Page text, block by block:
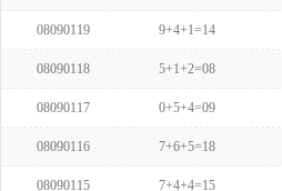
08090119 9+4+1=14
08090118 5+1+2=08
08090117 0+5+4=09
08090116 7+6+5=18
08090115 7+4+4=15